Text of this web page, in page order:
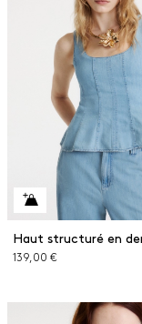
Haut structuré en
139,00 €